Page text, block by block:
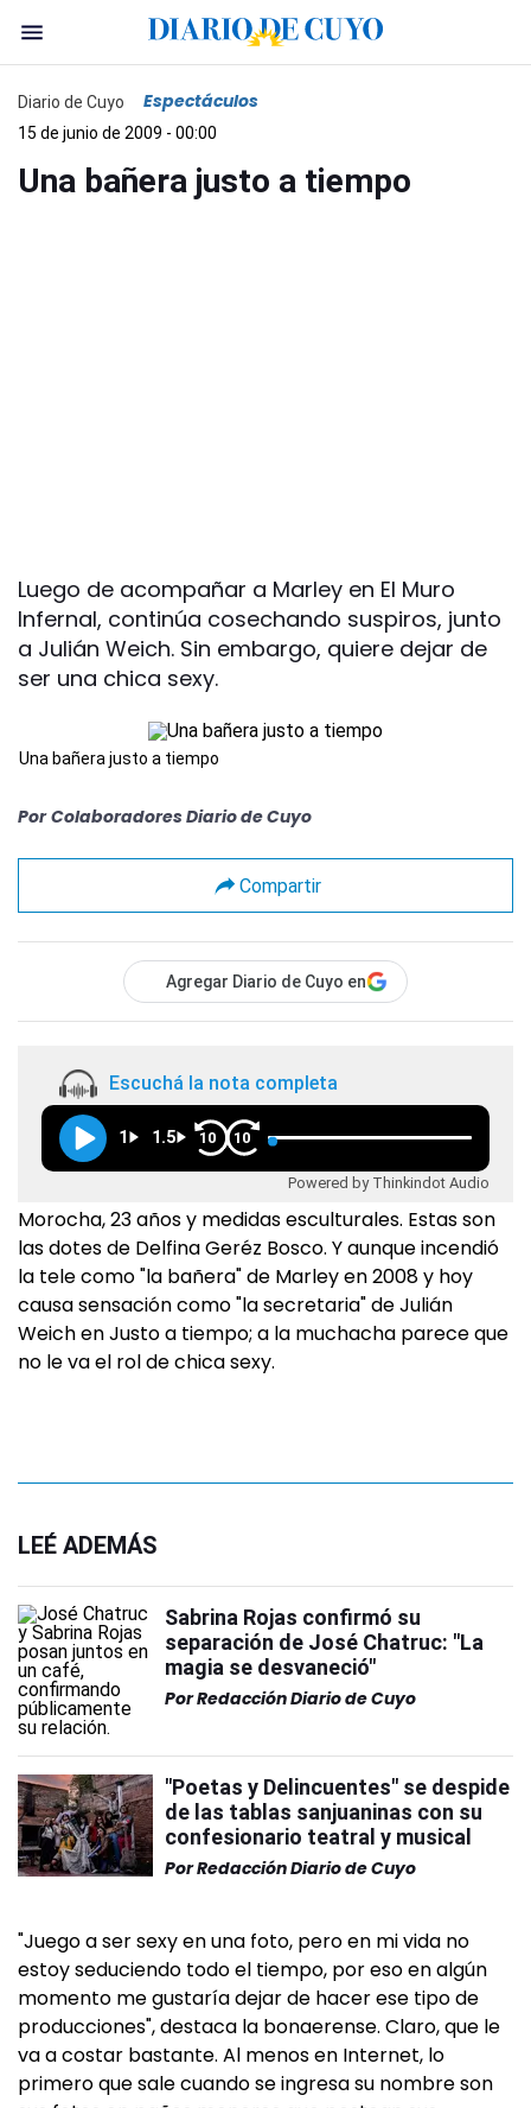
Diario de Cuyo Espectáculos
15 de junio de 2009 - 00:00
Una bañera justo a tiempo
Luego de acompañar a Marley en El Muro
Infernal, continúa cosechando suspiros, junto
a Julián Weich. Sin embargo, quiere dejar de
ser una chica sexy.
Una bañera justo a tiempo
Por Colaboradores Diario de Cuyo
Compartir
Agregar Diario de Cuyo en
Escuchá la nota completa
1 1.5 10 10
Powered by Thinkindot Audio
Morocha, 23 años y medidas esculturales. Estas son
las dotes de Delfina Geréz Bosco. Y aunque incendió
la tele como "la bañera" de Marley en 2008 y hoy
causa sensación como "la secretaria" de Julián
Weich en Justo a tiempo; a la muchacha parece que
no le va el rol de chica sexy.
LEÉ ADEMÁS
Sabrina Rojas confirmó su
separación de José Chatruc: "La
magia se desvaneció"
PorRedacción Diario de Cuyo
"Poetas y Delincuentes" se despide
de las tablas sanjuaninas con su
confesionario teatral y musical
PorRedacción Diario de Cuyo
"Juego a ser sexy en una foto, pero en mi vida no
estoy seduciendo todo el tiempo, por eso en algún
momento me gustaría dejar de hacer ese tipo de
producciones", destaca la bonaerense. Claro, que le
va a costar bastante. Al menos en Internet, lo
primero que sale cuando se ingresa su nombre son